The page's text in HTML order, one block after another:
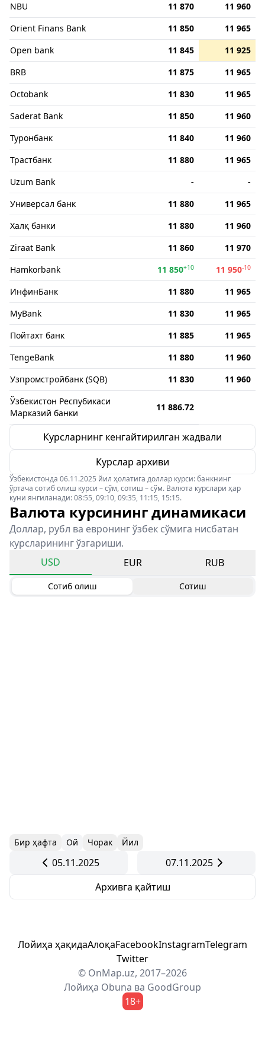
NBU
11 870
11 960
Orient Finans Bank
11 850
11 965
Open bank
11 845
11 925
BRB
11 875
11 965
Octobank
11 830
11 965
Saderat Bank
11 850
11 960
Туронбанк
11 840
11 960
Трастбанк
11 880
11 965
Uzum Bank
-
-
Универсал банк
11 880
11 965
Халқ банки
11 880
11 960
Ziraat Bank
11 860
11 970
Hamkorbank
11 850+10 11 950-10
ИнфинБанк 11 880
11 965
MyBank
11 830
11 965
Пойтахт банк
11 885
11 965
TengeBank
11 880
11 960
Узпромстройбанк (SQB)
11 830
11 960
Ўзбекистон Респубикаси
Марказий банки
11 886.72
Курсларнинг кенгайтирилган жадвали
Курслар архиви
Ўзбекистонда 06.11.2025 йил ҳолатига доллар курси: банкнинг
ўртача сотиб олиш курси – сўм, сотиш – сўм. Валюта курслари ҳар
куни янгиланади: 08:55, 09:10, 09:35, 11:15, 15:15.
Валюта курсининг динамикаси
Доллар, рубл ва евронинг ўзбек сўмига нисбатан
курсларининг ўзгариши.
USD
EUR RUB
Сотиб олиш Сотиш
Бир ҳафта Ой Чорак Йил
05.11.2025
07.11.2025
Архивга қайтиш
Лойиҳа ҳақидаАлоқаFacebookInstagramTelegram
Twitter
© OnMap.uz, 2017–2026
Лойиҳа Obuna ва GoodGroup
18+